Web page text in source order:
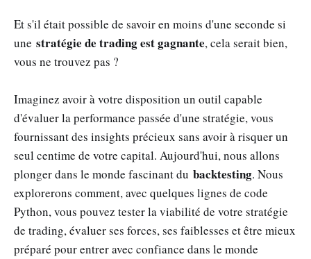
Et s'il était possible de savoir en moins d'une seconde si
une stratégie de trading est gagnante, cela serait bien,
vous ne trouvez pas ?
Imaginez avoir à votre disposition un outil capable
d'évaluer la performance passée d'une stratégie, vous
fournissant des insights précieux sans avoir à risquer un
seul centime de votre capital. Aujourd'hui, nous allons
plonger dans le monde fascinant du backtesting. Nous
explorerons comment, avec quelques lignes de code
Python, vous pouvez tester la viabilité de votre stratégie
de trading, évaluer ses forces, ses faiblesses et être mieux
préparé pour entrer avec confiance dans le monde